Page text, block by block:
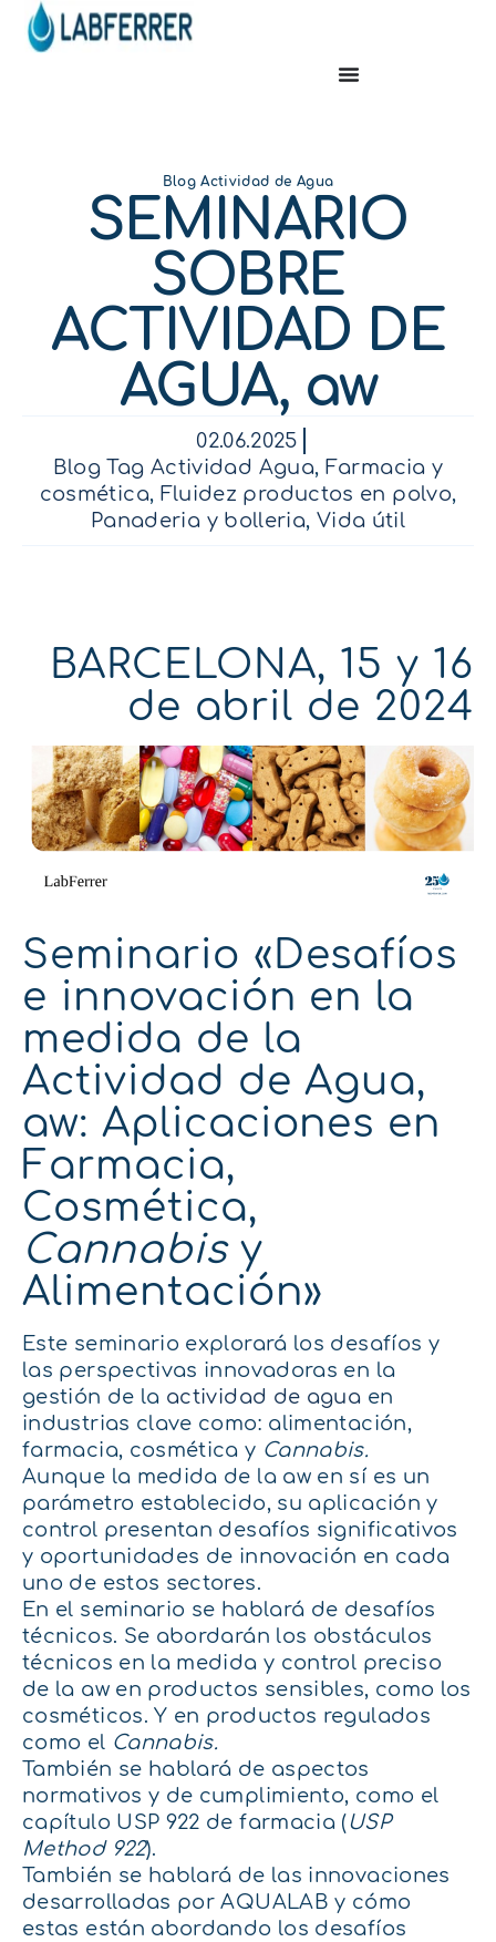
Blog Actividad de Agua
SEMINARIO
SOBRE
ACTIVIDAD DE
AGUA, aw
02.06.2025
Blog Tag Actividad Agua, Farmacia y
cosmética, Fluidez productos en polvo,
Panaderia y bolleria, Vida útil
BARCELONA, 15 y 16
de abril de 2024
Seminario «Desafíos
e innovación en la
medida de la
Actividad de Agua,
aw: Aplicaciones en
Farmacia,
Cosmética,
Cannabisy
Alimentación»
Este seminario explorará los desafíos y
las perspectivas innovadoras en la
gestión de la actividad de agua en
industrias clave como: alimentación,
farmacia, cosmética y Cannabis.
Aunque la medida de la aw en sí es un
parámetro establecido, su aplicación y
control presentan desafíos significativos
y oportunidades de innovación en cada
uno de estos sectores.
En el seminario se hablará de desafíos
técnicos. Se abordarán los obstáculos
técnicos en la medida y control preciso
de la aw en productos sensibles, como los
cosméticos. Y en productos regulados
como el Cannabis.
También se hablará de aspectos
normativos y de cumplimiento, como el
capítulo USP 922 de farmacia (USP
Method 922).
También se hablará de las innovaciones
desarrolladas por AQUALAB y cómo
estas están abordando los desafíos